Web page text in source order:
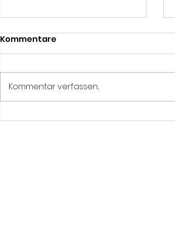
Kommentare
Kommentar verfassen...